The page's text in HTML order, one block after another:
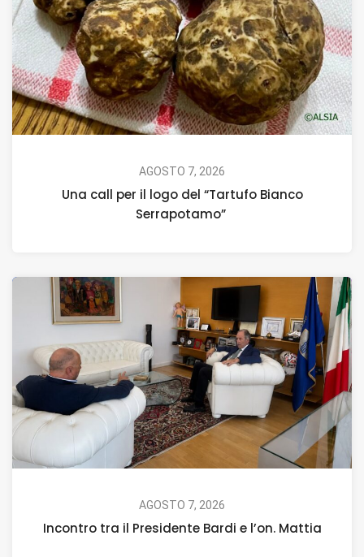
AGOSTO 7, 2026
Una call per il logo del “Tartufo Bianco
Serrapotamo”
AGOSTO 7, 2026
Incontro tra il Presidente Bardi e l’on. Mattia